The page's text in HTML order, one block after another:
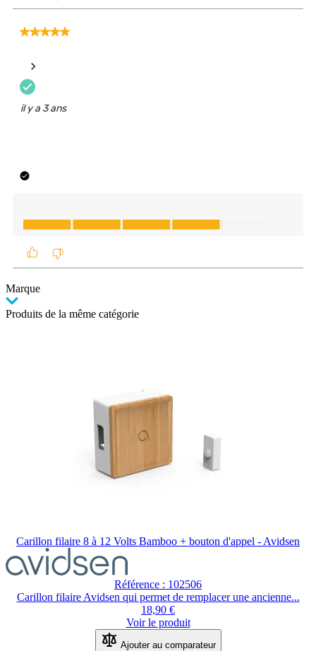
Marque
Produits de la même catégorie
Carillon filaire 8 à 12 Volts Bamboo + bouton d'appel - Avidsen
Référence : 102506
Carillon filaire Avidsen qui permet de remplacer une ancienne...
18,90 €
Voir le produit
Ajouter au comparateur